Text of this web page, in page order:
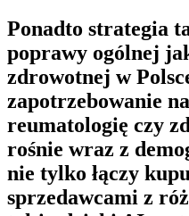
Ponadto strategia
poprawy ogólnej
zdrowotnej w
zapotrzebowanie
reumatologię czy
rośnie wraz z
nie tylko łączy
sprzedawcami z